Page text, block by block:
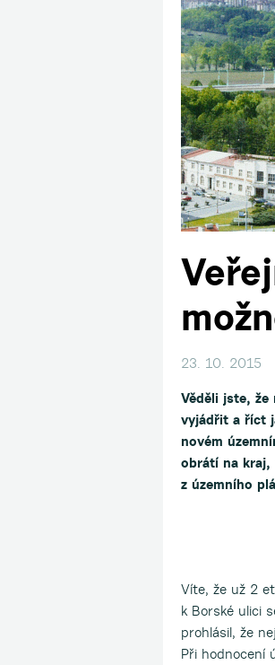
23. 10. 2015
Věděli jste, že
vyjádřit a říct
novém
obrátí na kraj,
z územního
Víte, že už 2
k Borské ulici
prohlásil, že
Při hodnocení